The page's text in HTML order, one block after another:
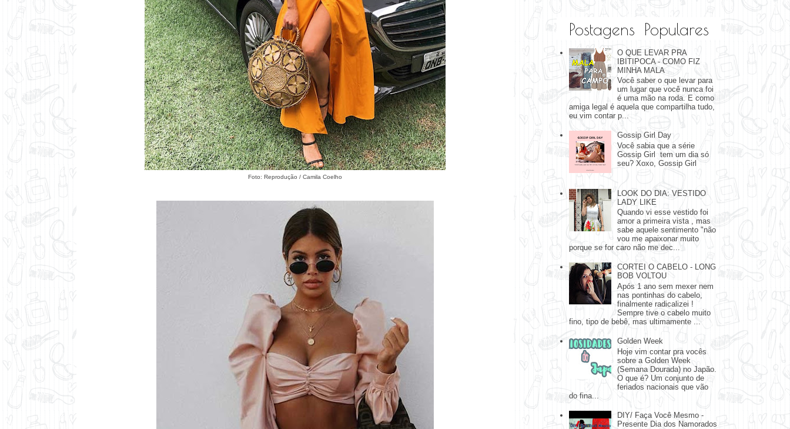
Foto: Reprodução / Camila Coelho
Postagens Populares
O QUE LEVAR PRA
IBITIPOCA - COMO FIZ
MINHA MALA
Você saber o que levar para
um lugar que você nunca foi
é uma mão na roda. E como
amiga legal é aquela que compartilha tudo,
eu vim contar p...
Gossip Girl Day
Você sabia que a série
Gossip Girl tem um dia só
seu? Xoxo, Gossip Girl
LOOK DO DIA: VESTIDO
LADY LIKE
Quando vi esse vestido foi
amor a primeira vista , mas
sabe aquele sentimento "não
vou me apaixonar muito
porque se for caro não me dec...
CORTEI O CABELO - LONG
BOB VOLTOU
Após 1 ano sem mexer nem
nas pontinhas do cabelo,
finalmente radicalizei !
Sempre tive o cabelo muito
fino, tipo de bebê, mas ultimamente ...
Golden Week
Hoje vim contar pra vocês
sobre a Golden Week
(Semana Dourada) no Japão.
O que é? Um conjunto de
feriados nacionais que vão
do fina...
DIY/ Faça Você Mesmo -
Presente Dia dos Namorados